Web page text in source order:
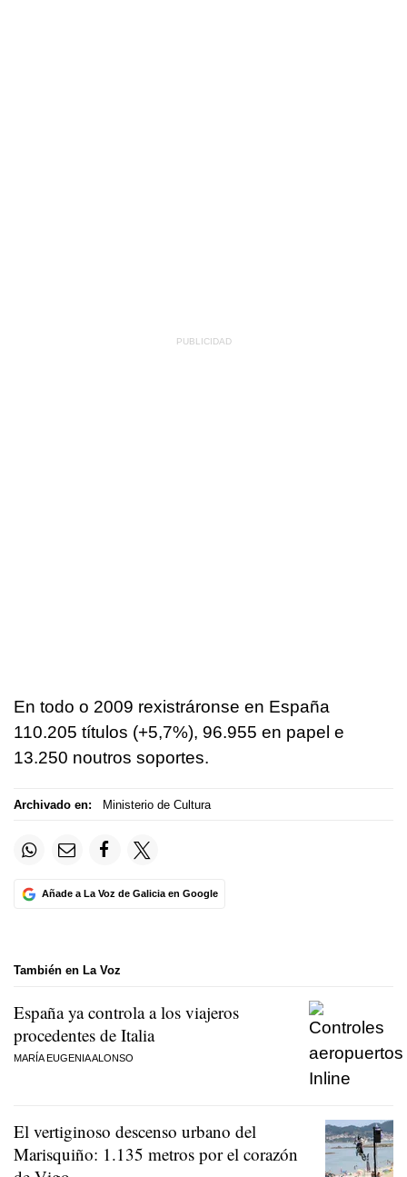
En todo o 2009 rexistráronse en España
110.205 títulos (+5,7%), 96.955 en papel e
13.250 noutros soportes.
Archivado en: Ministerio de Cultura
Añade a La Voz de Galicia en Google
También en La Voz
España ya controla a los viajeros
procedentes de Italia
MARÍA EUGENIA ALONSO
El vertiginoso descenso urbano del
Marisquiño: 1.135 metros por el corazón